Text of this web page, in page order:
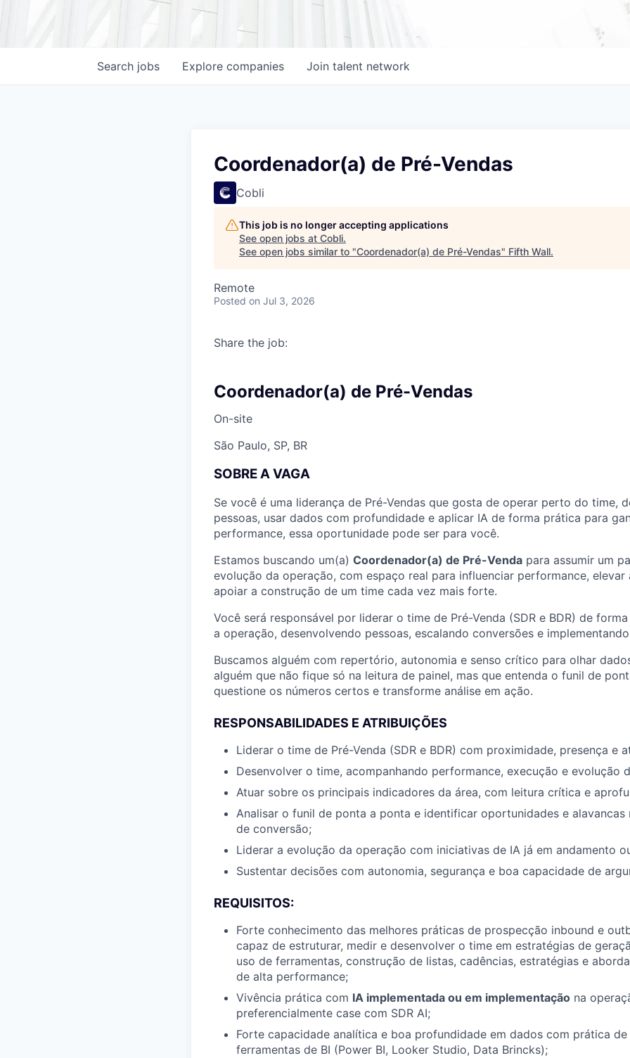
Search jobs Explore companies Join talent network
Coordenador(a) de Pré-Vendas
Cobli
This job is no longer accepting applications
See open jobs at Cobli.
See open jobs similar to "Coordenador(a) de Pré-Vendas" Fifth Wall.
Remote
Posted on Jul 3, 2026
Share the job:
Coordenador(a) de Pré-Vendas
On-site
São Paulo, SP, BR
SOBRE A VAGA
Se você é uma liderança de Pré-Vendas que gosta de operar perto do time,
pessoas, usar dados com profundidade e aplicar IA de forma prática para
performance, essa oportunidade pode ser para você.
Estamos buscando um(a) Coordenador(a) de Pré-Venda para assumir um
evolução da operação, com espaço real para influenciar performance, elevar
apoiar a construção de um time cada vez mais forte.
Você será responsável por liderar o time de Pré-Venda (SDR e BDR) de
a operação, desenvolvendo pessoas, escalando conversões e
Buscamos alguém com repertório, autonomia e senso crítico para olhar
alguém que não fique só na leitura de painel, mas que entenda o funil de
questione os números certos e transforme análise em ação.
RESPONSABILIDADES E ATRIBUIÇÕES
Liderar o time de Pré-Venda (SDR e BDR) com proximidade, presença e
Desenvolver o time, acompanhando performance, execução e evolução
Atuar sobre os principais indicadores da área, com leitura crítica e
Analisar o funil de ponta a ponta e identificar oportunidades e alavancas
de conversão;
Liderar a evolução da operação com iniciativas de IA já em andamento
Sustentar decisões com autonomia, segurança e boa capacidade de
REQUISITOS:
Forte conhecimento das melhores práticas de prospecção inbound e
capaz de estruturar, medir e desenvolver o time em estratégias de
uso de ferramentas, construção de listas, cadências, estratégias e
de alta performance;
Vivência prática com IA implementada ou em implementação na
preferencialmente case com SDR AI;
Forte capacidade analítica e boa profundidade em dados com prática de
ferramentas de BI (Power BI, Looker Studio, Data Brincks);